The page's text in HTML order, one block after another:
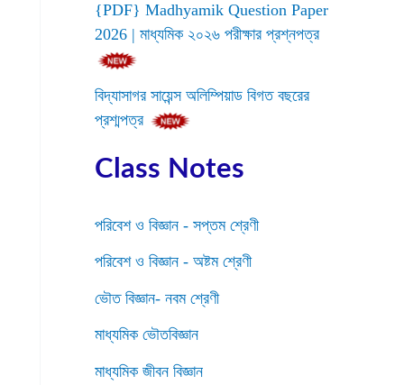
{PDF} Madhyamik Question Paper
2026 | মাধ্যমিক ২০২৬ পরীক্ষার প্রশ্নপত্র
বিদ্যাসাগর সায়েন্স অলিম্পিয়াড বিগত বছরের
প্রশ্মপত্র
Class Notes
পরিবেশ ও বিজ্ঞান - সপ্তম শ্রেণী
পরিবেশ ও বিজ্ঞান - অষ্টম শ্রেণী
ভৌত বিজ্ঞান- নবম শ্রেণী
মাধ্যমিক ভৌতবিজ্ঞান
মাধ্যমিক জীবন বিজ্ঞান